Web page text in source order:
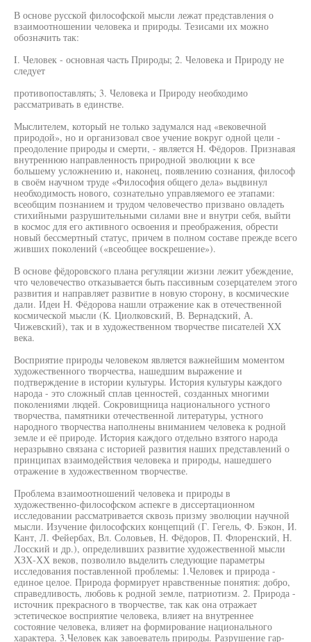
В основе русской философской мысли лежат представления о
взаимоотношении человека и природы. Тезисами их можно
обозначить так:
I. Человек - основная часть Природы; 2. Человека и Природу не
следует
противопоставлять; 3. Человека и Природу необходимо
рассматривать в единстве.
Мыслителем, который не только задумался над «вековечной
природой», но и организовал свое учение вокруг одной цели -
преодоление природы и смерти, - является Н. Фёдоров. Признавая
внутреннюю направленность природной эволюции к все
большему усложнению и, наконец, появлению сознания, философ
в своём научном труде «Философия общего дела» выдвинул
необходимость нового, сознательно управляемого ее этапами:
всеобщим познанием и трудом человечество призвано овладеть
стихийными разрушительными силами вне и внутри себя, выйти
в космос для его активного освоения и преображения, обрести
новый бессмертный статус, причем в полном составе прежде всего
живших поколений («всеобщее воскрешение»).
В основе фёдоровского плана регуляции жизни лежит убеждение,
что человечество отказывается быть пассивным созерцателем этого
развития и направляет развитие в новую сторону, в космические
дали. Идеи Н. Фёдорова нашли отражение как в отечественной
космической мысли (К. Циолковский, В. Вернадский, А.
Чижевский), так и в художественном творчестве писателей XX
века.
Восприятие природы человеком является важнейшим моментом
художественного творчества, нашедшим выражение и
подтверждение в истории культуры. История культуры каждого
народа - это сложный сплав ценностей, созданных многими
поколениями людей. Сокровищница национального устного
творчества, памятники отечественной литературы, устного
народного творчества наполнены вниманием человека к родной
земле и её природе. История каждого отдельно взятого народа
неразрывно связана с историей развития наших представлений о
принципах взаимодействия человека и природы, нашедшего
отражение в художественном творчестве.
Проблема взаимоотношений человека и природы в
художественно-философском аспекге в диссертационном
исследовании рассматривается сквозь призму эволюции научной
мысли. Изучение философских концепций (Г. Гегель, Ф. Бэкон, И.
Кант, Л. Фейербах, Вл. Соловьев, Н. Фёдоров, П. Флоренский, Н.
Лосский и др.), определивших развитие художественной мысли
ХЗХ-ХХ веков, позволило выделить следующие параметры
исследования поставленной проблемы: 1.Человек и природа -
единое целое. Природа формирует нравственные понятия: добро,
справедливость, любовь к родной земле, патриотизм. 2. Природа -
источник прекрасного в творчестве, так как она отражает
эстетическое восприятие человека, влияет на внутреннее
состояние человека, влияет на формирование национального
характера. 3.Человек как завоеватель природы. Разрушение гар-